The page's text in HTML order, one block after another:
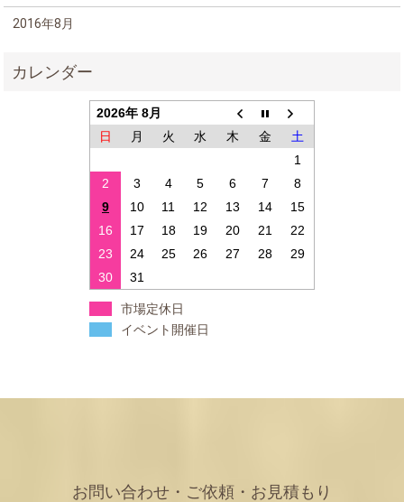
2016年8月
2026年 8月
日
月 火 水 木 金
土
1
2
3 4 5 6 7
8
9
10 11 12 13 14
15
16
17 18 19 20 21
22
23
24 25 26 27 28
29
30
31
市場定休日
イベント開催日
お問い合わせ・ご依頼・お見積もり